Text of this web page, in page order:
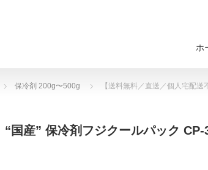
ホ
保冷剤 200g〜500g 【送料無料／直送／個人宅配
国産” 保冷剤フジクールパック CP-